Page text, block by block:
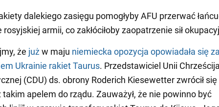
dalekiego zasięgu pomogłyby AFU przerwać
armii, co zakłóciłoby zaopatrzenie sił
że już w maju niemiecka opozycja opowiadała się
Ukrainie rakiet Taurus. Przedstawiciel Unii
(CDU) ds. obrony Roderich Kiesewetter zwrócił się
apelem do rządu. Zauważył, że nie powinno być